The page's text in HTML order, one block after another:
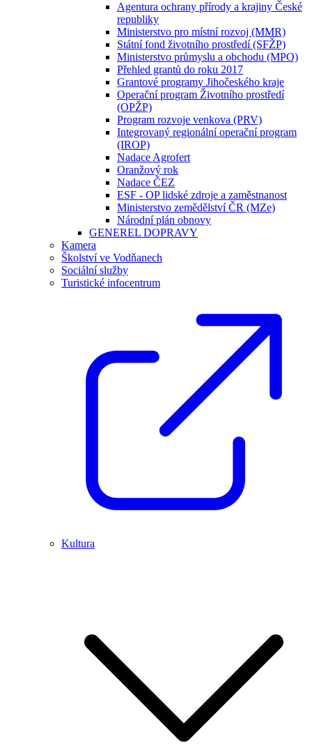
Agentura ochrany přírody a krajiny České
republiky
Ministerstvo pro místní rozvoj (MMR)
Státní fond životního prostředí (SFŽP)
Ministerstvo průmyslu a obchodu (MPO)
Přehled grantů do roku 2017
Grantové programy Jihočeského kraje
Operační program Životního prostředí
(OPŽP)
Program rozvoje venkova (PRV)
Integrovaný regionální operační program
(IROP)
Nadace Agrofert
Oranžový rok
Nadace ČEZ
ESF - OP lidské zdroje a zaměstnanost
Ministerstvo zemědělství ČR (MZe)
Národní plán obnovy
GENEREL DOPRAVY
Kamera
Školství ve Vodňanech
Sociální služby
Turistické infocentrum
Kultura